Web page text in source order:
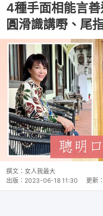
4種手面相能言
圓滑識講嘢、尾
撰文： 女人我最大
出版： 2023-06-18 11:30 更新：